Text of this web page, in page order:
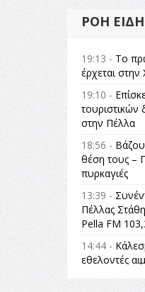
ΡΟΉ
19:13 - Το
έρχεται στην
19:10 -
στην Πέλλα
18:56 -
θέση τους –
πυρκαγιές
13:39 -
Πέλλας
Pella FM
14:44 -
εθελοντές
14:23 -Όλη η